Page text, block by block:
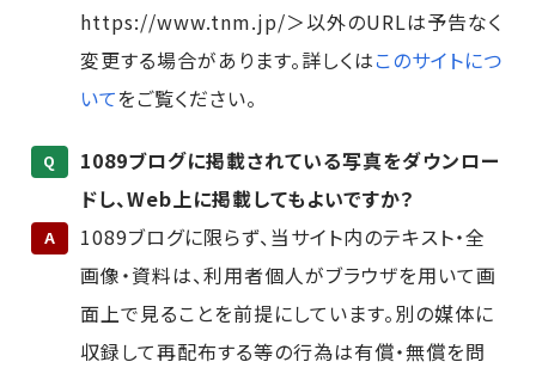
https://www.tnm.jp/＞以外のURLは予告なく
変更する場合があります。詳しくはこのサイトにつ
いてをご覧ください。
Q
1089ブログに掲載されている写真をダウンロー
ドし、Web上に掲載してもよいですか？
A
1089ブログに限らず、当サイト内のテキスト・全
画像・資料は、利用者個人がブラウザを用いて画
面上で見ることを前提にしています。別の媒体に
収録して再配布する等の行為は有償・無償を問